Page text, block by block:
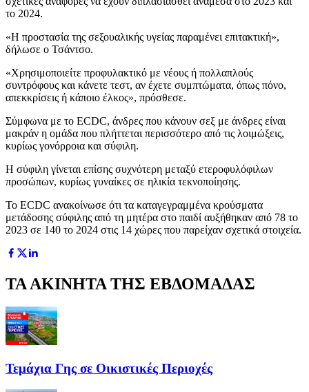
το 2024.
«Η προστασία της σεξουαλικής υγείας παραμένει επιτακτική»,
δήλωσε ο Τσάντσο.
«Χρησιμοποιείτε προφυλακτικό με νέους ή πολλαπλούς
συντρόφους και κάνετε τεστ, αν έχετε συμπτώματα, όπως πόνο,
απεκκρίσεις ή κάποιο έλκος», πρόσθεσε.
Σύμφωνα με το ECDC, άνδρες που κάνουν σεξ με άνδρες είναι
μακράν η ομάδα που πλήττεται περισσότερο από τις λοιμώξεις,
κυρίως γονόρροια και σύφιλη.
Η σύφιλη γίνεται επίσης συχνότερη μεταξύ ετεροφυλόφιλων
προσώπων, κυρίως γυναίκες σε ηλικία τεκνοποίησης.
Το ECDC ανακοίνωσε ότι τα καταγεγραμμένα κρούσματα
μετάδοσης σύφιλης από τη μητέρα στο παιδί αυξήθηκαν από 78 το
2023 σε 140 το 2024 στις 14 χώρες που παρείχαν σχετικά στοιχεία.
ΤΑ ΑΚΙΝΗΤΑ ΤΗΣ ΕΒΔΟΜΑΔΑΣ
Τεμάχια Γης σε Οικιστικές Περιοχές